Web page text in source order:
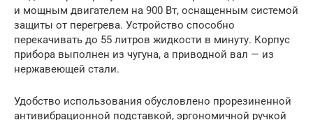
и мощным двигателем на 900 Вт, оснащенным системой
защиты от перегрева. Устройство способно
перекачивать до 55 литров жидкости в минуту. Корпус
прибора выполнен из чугуна, а приводной вал — из
нержавеющей стали.
Удобство использования обусловлено прорезиненной
антивибрационной подставкой, эргономичной ручкой